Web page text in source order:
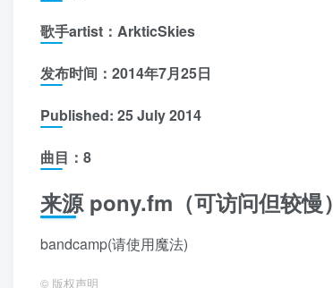
歌手artist：ArkticSkies
发布时间：2014年7月25日
Published: 25 July 2014
曲目：8
来源 pony.fm（可访问但较慢）
bandcamp(请使用魔法)
© 版权声明